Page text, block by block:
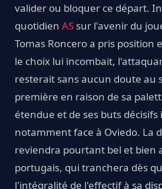
valider ou bloquer ce départ.
quotidien AS sur l'avenir du
Tomas Roncero a pris position
le choix lui incombait,
resterait sans aucun doute au
première en raison de sa
étendue et de ses buts décisifs
notamment face à Oviedo. La
reviendra pourtant bel et bien
portugais, qui tranchera dès
l'intégralité de l'effectif à sa